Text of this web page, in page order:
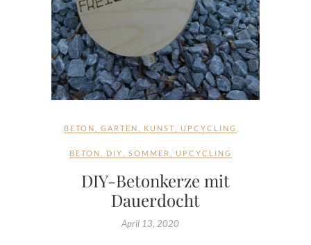
BETON GARTEN KUNST UPCYCLING
BETON DIY SOMMER UPCYCLING
DIY-Betonkerze mit
Dauerdocht
April 13, 2020